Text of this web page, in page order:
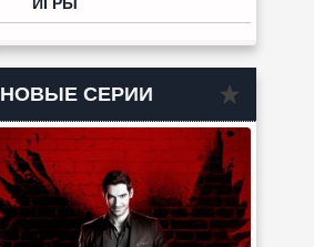
НОВЫЕ СЕРИИ